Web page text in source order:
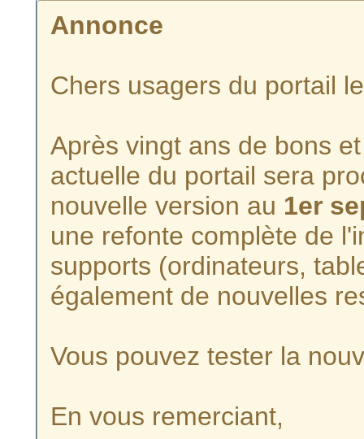
Annonce
Chers usagers du portail
Après vingt ans de bons
actuelle du portail sera
nouvelle version au 1er
une refonte complète de
supports (ordinateurs,
également de nouvelles
Vous pouvez tester la
En vous remerciant,